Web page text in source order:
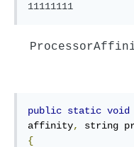
public static void
affinity, string
{